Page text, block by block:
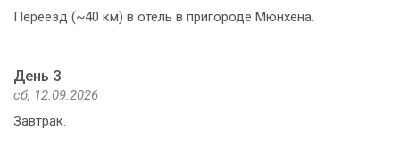
Переезд (~40 км) в отель в пригороде Мюнхена.
День 3
сб, 12.09.2026
Завтрак.​​​​​​​